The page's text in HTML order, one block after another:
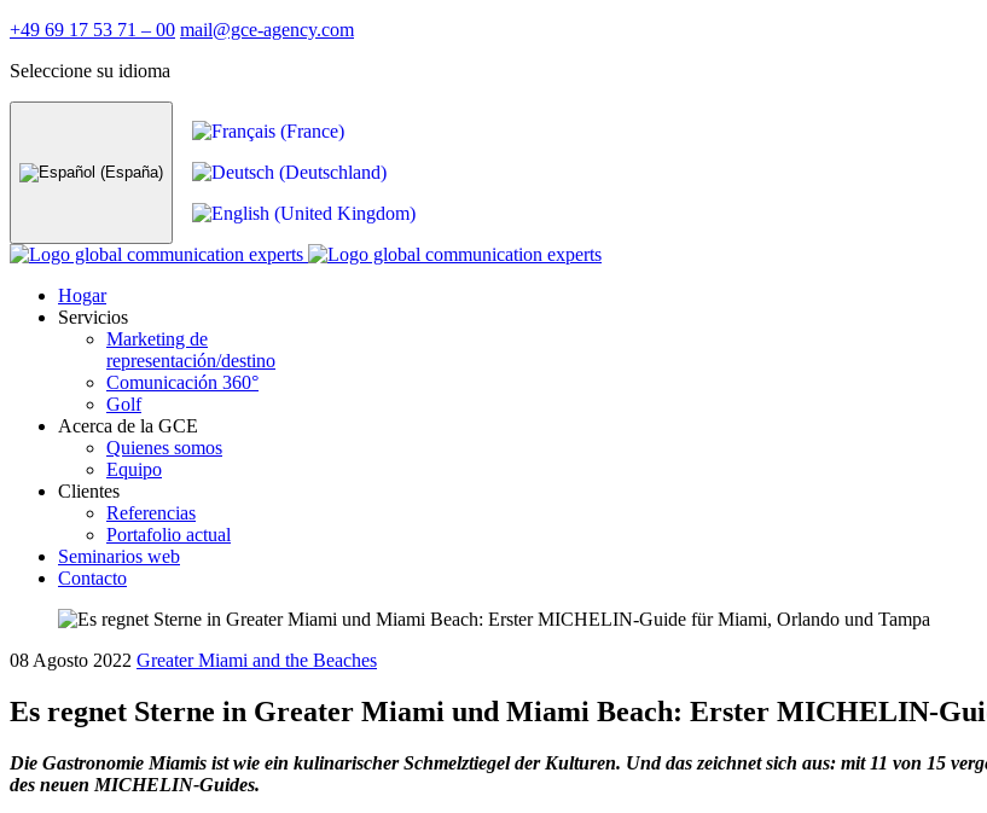
+49 69 17 53 71 – 00 mail@gce-agency.com
Seleccione su idioma
Hogar
Servicios
Marketing de
representación/destino
Comunicación 360°
Golf
Acerca de la GCE
Quienes somos
Equipo
Clientes
Referencias
Portafolio actual
Seminarios web
Contacto
08 Agosto 2022 Greater Miami and the Beaches
Es regnet Sterne in Greater Miami und Miami Beach: Erster MICHELIN-
Die Gastronomie Miamis ist wie ein kulinarischer Schmelztiegel der Kulturen. Und das zeichnet sich aus: mit 11 von 15
des neuen MICHELIN-Guides.